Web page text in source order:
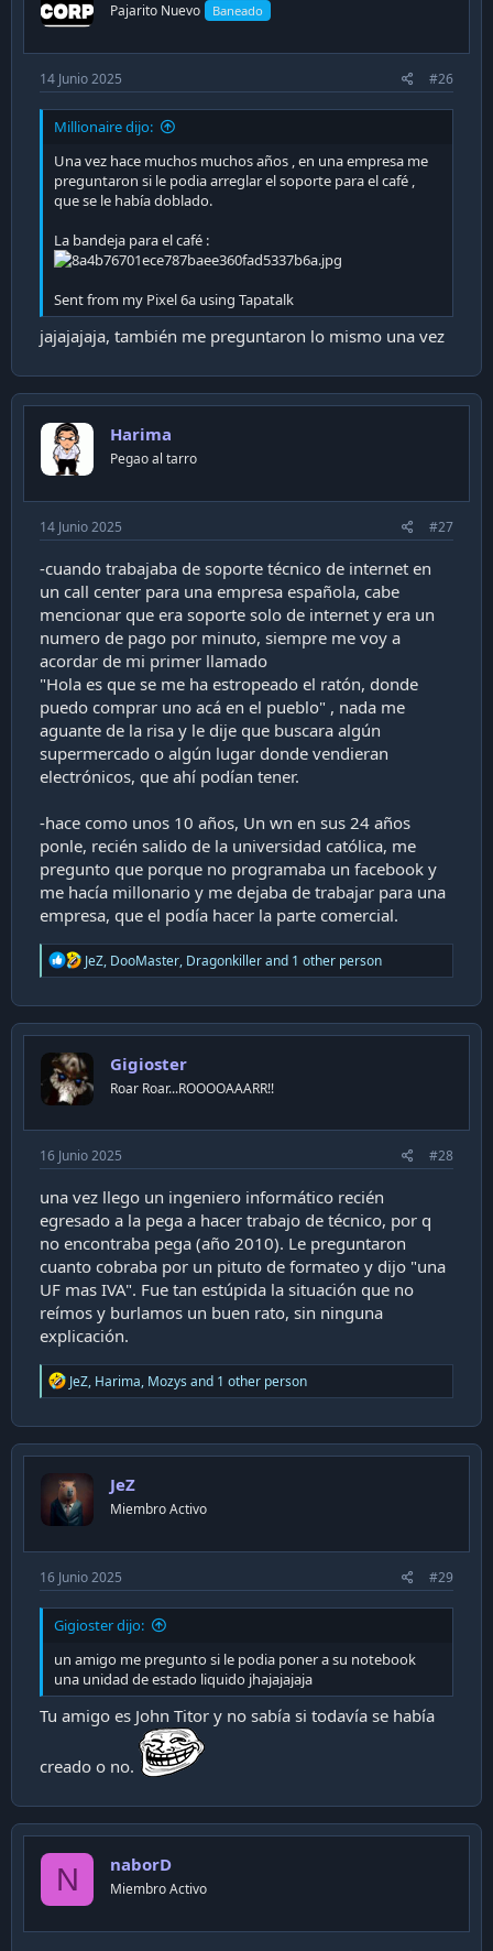
Pajarito Nuevo Baneado
14 Junio 2025 #26
Millionaire dijo:
Una vez hace muchos muchos años , en una empresa me
preguntaron si le podia arreglar el soporte para el café ,
que se le había doblado.
La bandeja para el café :
Sent from my Pixel 6a using Tapatalk
jajajajaja, también me preguntaron lo mismo una vez
Harima
Pegao al tarro
14 Junio 2025 #27
-cuando trabajaba de soporte técnico de internet en
un call center para una empresa española, cabe
mencionar que era soporte solo de internet y era un
numero de pago por minuto, siempre me voy a
acordar de mi primer llamado
"Hola es que se me ha estropeado el ratón, donde
puedo comprar uno acá en el pueblo" , nada me
aguante de la risa y le dije que buscara algún
supermercado o algún lugar donde vendieran
electrónicos, que ahí podían tener.
-hace como unos 10 años, Un wn en sus 24 años
ponle, recién salido de la universidad católica, me
pregunto que porque no programaba un facebook y
me hacía millonario y me dejaba de trabajar para una
empresa, que el podía hacer la parte comercial.
R
e
c
t
o
n
JeZ, DooMaster, Dragonkillerand 1 other person
Gigioster
Roar Roar...ROOOOAAARR!!
16 Junio 2025 #28
una vez llego un ingeniero informático recién
egresado a la pega a hacer trabajo de técnico, por q
no encontraba pega (año 2010). Le preguntaron
cuanto cobraba por un pituto de formateo y dijo "una
UF mas IVA". Fue tan estúpida la situación que no
reímos y burlamos un buen rato, sin ninguna
explicación.
R
e
c
t
o
n
s
JeZ, Harima, Mozys and 1 other person
JeZ
Miembro Activo
16 Junio 2025 #29
Gigioster dijo:
un amigo me pregunto si le podia poner a su notebook
una unidad de estado liquido jhajajajaja
Tu amigo es John Titor y no sabía si todavía se había
creado o no.
N naborD
Miembro Activo